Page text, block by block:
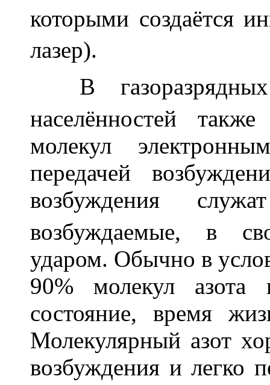
которыми создаётся
лазер).
В
населённостей
молекул
передачей
возбуждения
возбуждаемые, в
ударом. Обычно в
90% молекул азота
состояние, время
Молекулярный азот
возбуждения и легко